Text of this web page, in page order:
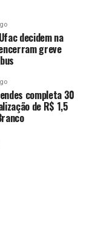
decidem na
greve
completa 30
de R$ 1,5